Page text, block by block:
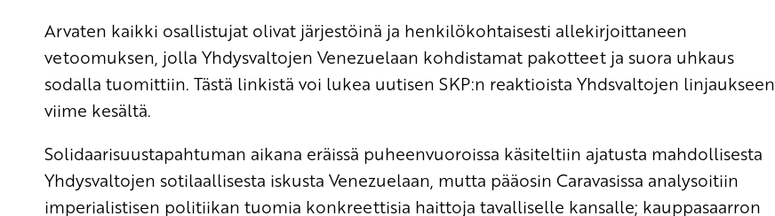
Arvaten kaikki osallistujat olivat järjestöinä ja henkilökohtaisesti allekirjoittaneen
vetoomuksen, jolla Yhdysvaltojen Venezuelaan kohdistamat pakotteet ja suora uhkaus
sodalla tuomittiin. Tästä linkistä voi lukea uutisen SKP:n reaktioista Yhdsvaltojen linjaukseen
viime kesältä.
Solidaarisuustapahtuman aikana eräissä puheenvuoroissa käsiteltiin ajatusta mahdollisesta
Yhdysvaltojen sotilaallisesta iskusta Venezuelaan, mutta pääosin Caravasissa analysoitiin
imperialistisen politiikan tuomia konkreettisia haittoja tavalliselle kansalle; kauppasaarron